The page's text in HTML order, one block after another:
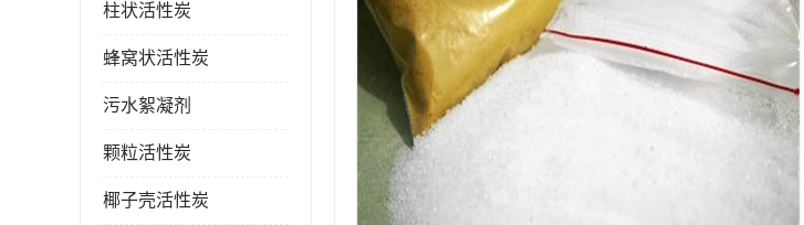
柱状活性炭
蜂窝状活性炭
污水絮凝剂
颗粒活性炭
椰子壳活性炭